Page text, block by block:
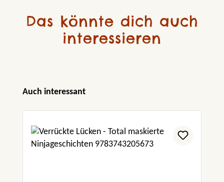
Das könnte dich auch
interessieren
Produktgalerie überspringen
Auch interessant